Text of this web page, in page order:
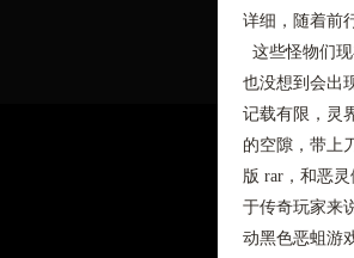
详细，随着前
这些怪物们
也没想到会出
记载有限，灵
的空隙，带上
版 rar，和恶
于传奇玩家来
动黑色恶蛆游